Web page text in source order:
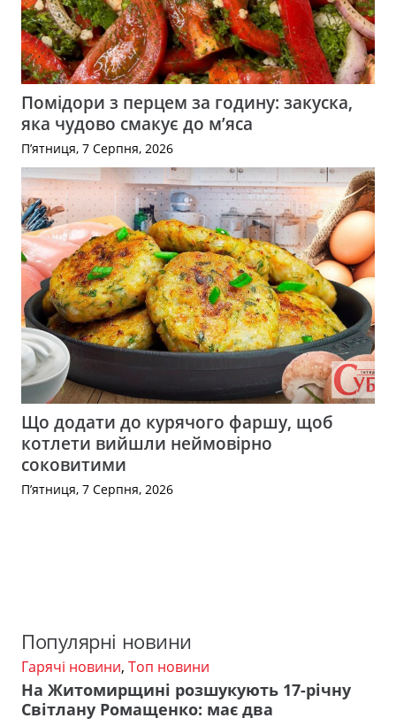
Помідори з перцем за годину: закуска,
яка чудово смакує до м’яса
П’ятниця, 7 Серпня, 2026
Що додати до курячого фаршу, щоб
котлети вийшли неймовірно
соковитими
П’ятниця, 7 Серпня, 2026
Популярні новини
Гарячі новини, Топ новини
На Житомирщині розшукують 17-річну
Світлану Ромащенко: має два